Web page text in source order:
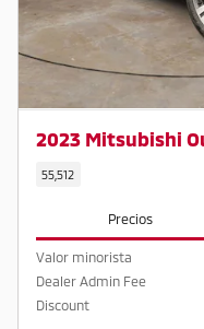
2023 Mitsubishi
55,512
Precios
Valor minorista
Dealer Admin Fee
Discount